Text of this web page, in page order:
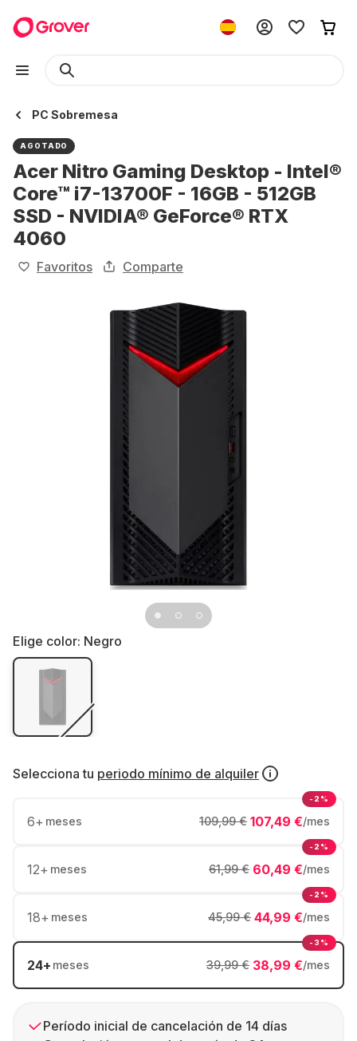
PC Sobremesa
AGOTADO
Acer Nitro Gaming Desktop - Intel®
Core™ i7-13700F - 16GB - 512GB
SSD - NVIDIA® GeForce® RTX
4060
Favoritos Comparte
Elige color: Negro
Selecciona tu periodo mínimo de alquiler
6+ meses 107,49 €/mes
109,99 €
-2%
12+ meses 60,49 €/mes
61,99 €
-2%
18+ meses 44,99 €/mes
45,99 €
-2%
24+ meses 38,99 €/mes
39,99 €
-3%
Período inicial de cancelación de 14 días